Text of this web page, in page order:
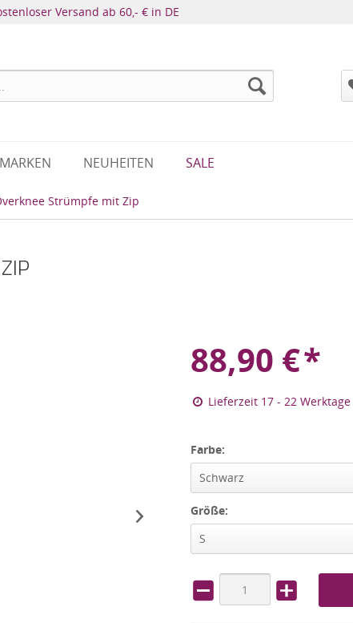
Versand ab 60,- € in DE
MARKEN NEUHEITEN SALE
Strümpfe mit Zip
88,90 €*
Lieferzeit 17 - 22 Werktage
Farbe:
Schwarz
Größe:
S